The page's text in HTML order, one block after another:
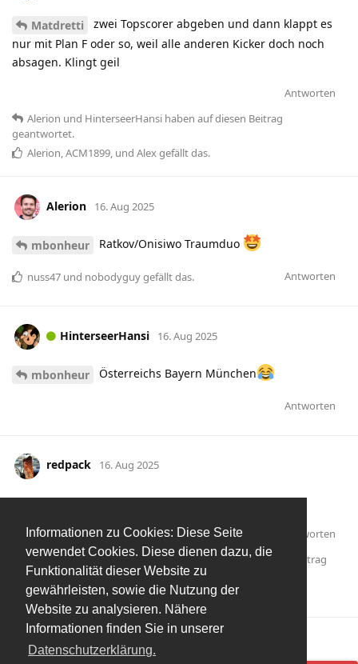
Informationen zu Cookies: Diese Seite
verwendet Cookies. Diese dienen dazu, die
Funktionalität dieser Website zu
gewährleisten, sowie die Nutzung der
Website zu analysieren. Nähere
Informationen finden Sie in unserer
Datenschutzerklärung.
Matdretti
zwei Topscorer abgeben und dann klappt es
nur mit Plan F oder so, weil alle anderen Kicker doch noch
absagen. Klingt geil
Antworten
Alerion und HinterseerHansi haben auf diesen Beitrag
geantwortet.
Alerion,ACM1899, und Alexgefällt das.
Alerion 16. Aug 2025
mbonheur Ratkov/Onisiwo Traumduo
Antworten
nuss47 und nobodyguygefällt das.
HinterseerHansi 16. Aug 2025
mbonheur Österreichs Bayern München
Antworten
redpack 16. Aug 2025
Younis wechselt wohl zu Brönby.
Antworten
Ultimate84,Alerion, undJohannes031habenauf diesen Beitrag
geantwortet.
mbonheurundJohannes031gefällt das.
Mehr laden